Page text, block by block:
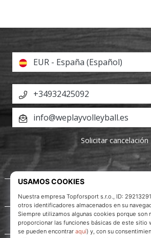
Acerca de nosotros
Servicio al cliente
EUR - España (Español)
+34932425092
info@weplayvolleyball.es
Solicitar cancelación